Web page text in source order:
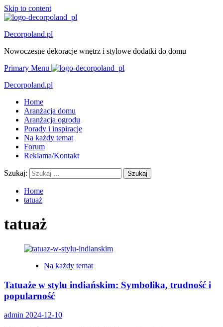
Skip to content
Decorpoland.pl
Nowoczesne dekoracje wnętrz i stylowe dodatki do domu
Primary Menu
Decorpoland.pl
Home
Aranżacja domu
Aranżacja ogrodu
Porady i inspiracje
Na każdy temat
Forum
Reklama/Kontakt
Szukaj:
Home
tatuaż
tatuaż
Na każdy temat
Tatuaże w stylu indiańskim: Symbolika, trudność i
popularność
admin 2024-12-10